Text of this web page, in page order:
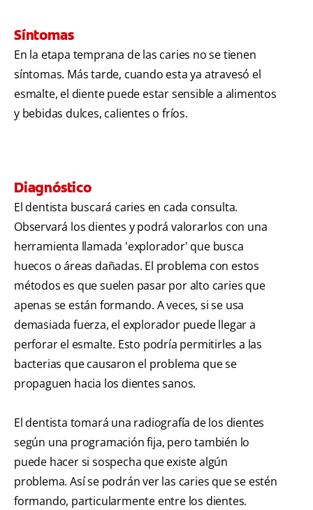
Síntomas
En la etapa temprana de las caries no se tienen
síntomas. Más tarde, cuando esta ya atravesó el
esmalte, el diente puede estar sensible a alimentos
y bebidas dulces, calientes o fríos.
Diagnóstico
El dentista buscará caries en cada consulta.
Observará los dientes y podrá valorarlos con una
herramienta llamada 'explorador' que busca
huecos o áreas dañadas. El problema con estos
métodos es que suelen pasar por alto caries que
apenas se están formando. A veces, si se usa
demasiada fuerza, el explorador puede llegar a
perforar el esmalte. Esto podría permitirles a las
bacterias que causaron el problema que se
propaguen hacia los dientes sanos.
El dentista tomará una radiografía de los dientes
según una programación fija, pero también lo
puede hacer si sospecha que existe algún
problema. Así se podrán ver las caries que se estén
formando, particularmente entre los dientes.